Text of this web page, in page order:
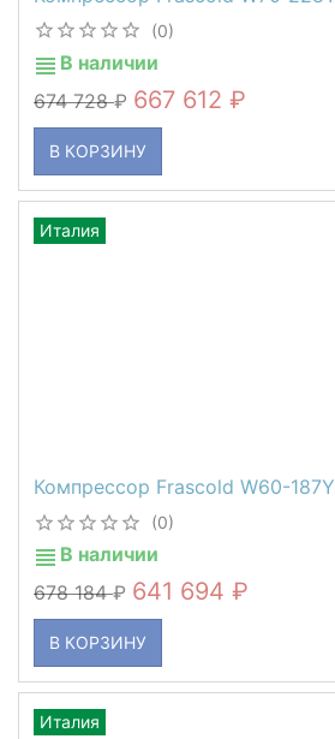
(0)
В наличии
674 728
667 612
В КОРЗИНУ
Компрессор Frascold W60-187Y
(0)
В наличии
678 184
641 694
В КОРЗИНУ
Италия
Италия